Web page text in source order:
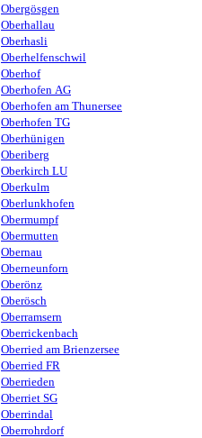
Obergösgen
Oberhallau
Oberhasli
Oberhelfenschwil
Oberhof
Oberhofen AG
Oberhofen am Thunersee
Oberhofen TG
Oberhünigen
Oberiberg
Oberkirch LU
Oberkulm
Oberlunkhofen
Obermumpf
Obermutten
Obernau
Oberneunforn
Oberönz
Oberösch
Oberramsern
Oberrickenbach
Oberried am Brienzersee
Oberried FR
Oberrieden
Oberriet SG
Oberrindal
Oberrohrdorf